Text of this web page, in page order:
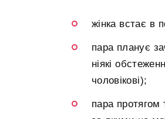
жінка встає в
пара планує
ніякі
чоловікові);
пара протягом